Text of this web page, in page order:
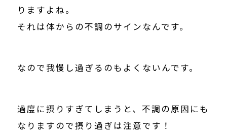
りますよね。
それは体からの不調のサインなんです。
なので我慢し過ぎるのもよくないんです。
過度に摂りすぎてしまうと、不調の原因にも
なりますので摂り過ぎは注意です！